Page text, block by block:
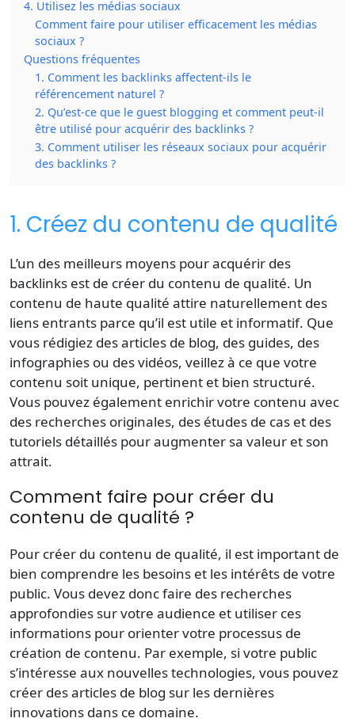
4. Utilisez les médias sociaux
Comment faire pour utiliser efficacement les médias
sociaux ?
Questions fréquentes
1. Comment les backlinks affectent-ils le
référencement naturel ?
2. Qu’est-ce que le guest blogging et comment peut-il
être utilisé pour acquérir des backlinks ?
3. Comment utiliser les réseaux sociaux pour acquérir
des backlinks ?
1. Créez du contenu de qualité
L’un des meilleurs moyens pour acquérir des
backlinks est de créer du contenu de qualité. Un
contenu de haute qualité attire naturellement des
liens entrants parce qu’il est utile et informatif. Que
vous rédigiez des articles de blog, des guides, des
infographies ou des vidéos, veillez à ce que votre
contenu soit unique, pertinent et bien structuré.
Vous pouvez également enrichir votre contenu avec
des recherches originales, des études de cas et des
tutoriels détaillés pour augmenter sa valeur et son
attrait.
Comment faire pour créer du
contenu de qualité ?
Pour créer du contenu de qualité, il est important de
bien comprendre les besoins et les intérêts de votre
public. Vous devez donc faire des recherches
approfondies sur votre audience et utiliser ces
informations pour orienter votre processus de
création de contenu. Par exemple, si votre public
s’intéresse aux nouvelles technologies, vous pouvez
créer des articles de blog sur les dernières
innovations dans ce domaine.